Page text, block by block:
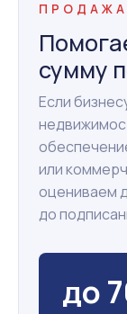
сумму
Если
или
оцениваем
до
до